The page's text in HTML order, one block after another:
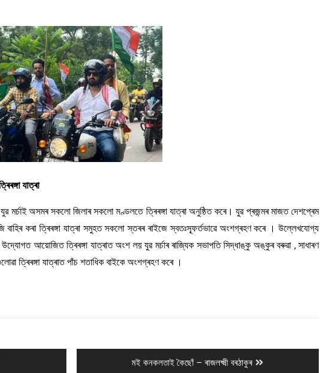
যাত্ৰা
মৰ্চাই অসমৰ সকলো জিলাৰ সকলো মণ্ডলতে ত্ৰিৰঙ্গা যাত্ৰা অনুষ্ঠিত কৰে। যুৱ প্ৰজন্মৰ মাজত দেশপ্ৰেম
কৰা ত্ৰিৰঙ্গা যাত্ৰা সমুহত সকলো স্তৰৰ ৰাইজে স্বতঃস্ফূৰ্তভাৱে অংশগ্ৰহণ কৰে । উল্লেখযোগ্য
উদ্যোগত আয়োজিত ত্ৰিৰঙ্গা যাত্ৰাত অংশ লয় যুৱ মৰ্চাৰ ৰাজ্যিক সভাপতি সিদ্ধাঙ্কু অঙ্কুৰ বৰুৱা , সাধাৰণ
ত্ৰিৰঙ্গা যাত্ৰাত পাঁচ শতাধিক বাইকে অংশগ্ৰহণ কৰে ।
Next
মই কনকলতাই কৈছোঁ – ৰাজলক্ষ্মী বৰঠাকুৰ